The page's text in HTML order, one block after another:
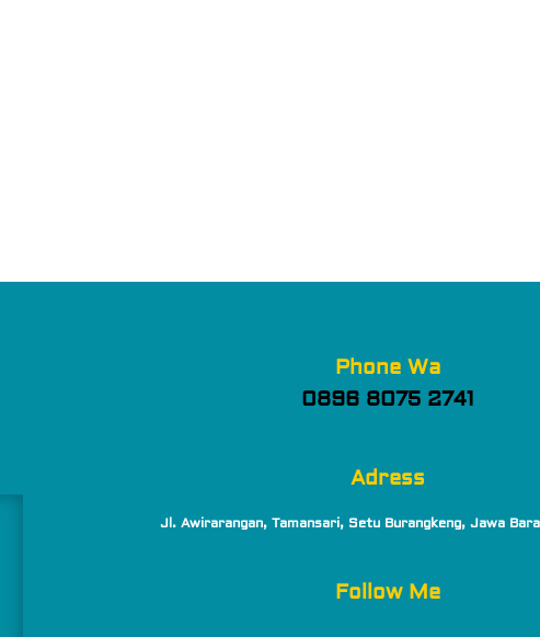
Phone Wa
0896 8075 2741
Adress
Jl. Awirarangan, Tamansari, Setu Burangkeng, Jawa
Follow Me